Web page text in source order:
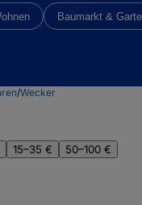
Baumarkt &
/Wecker
15–35 €
50–100 €